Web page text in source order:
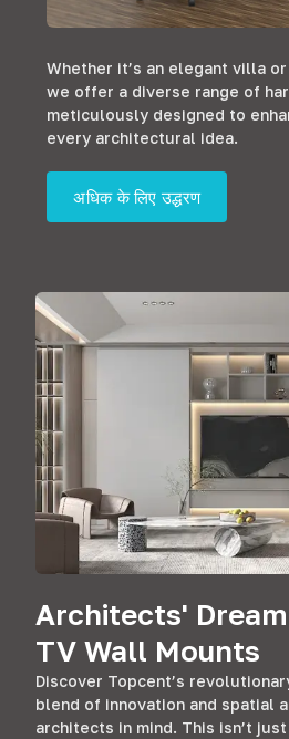
Whether it’s an elegant villa
we offer a diverse range of
meticulously designed to
every architectural idea.
अधिक के लिए उद्धरण
Architects' Dream
TV Wall Mounts
Discover Topcent’s
blend of innovation and spatial
architects in mind. This isn’t